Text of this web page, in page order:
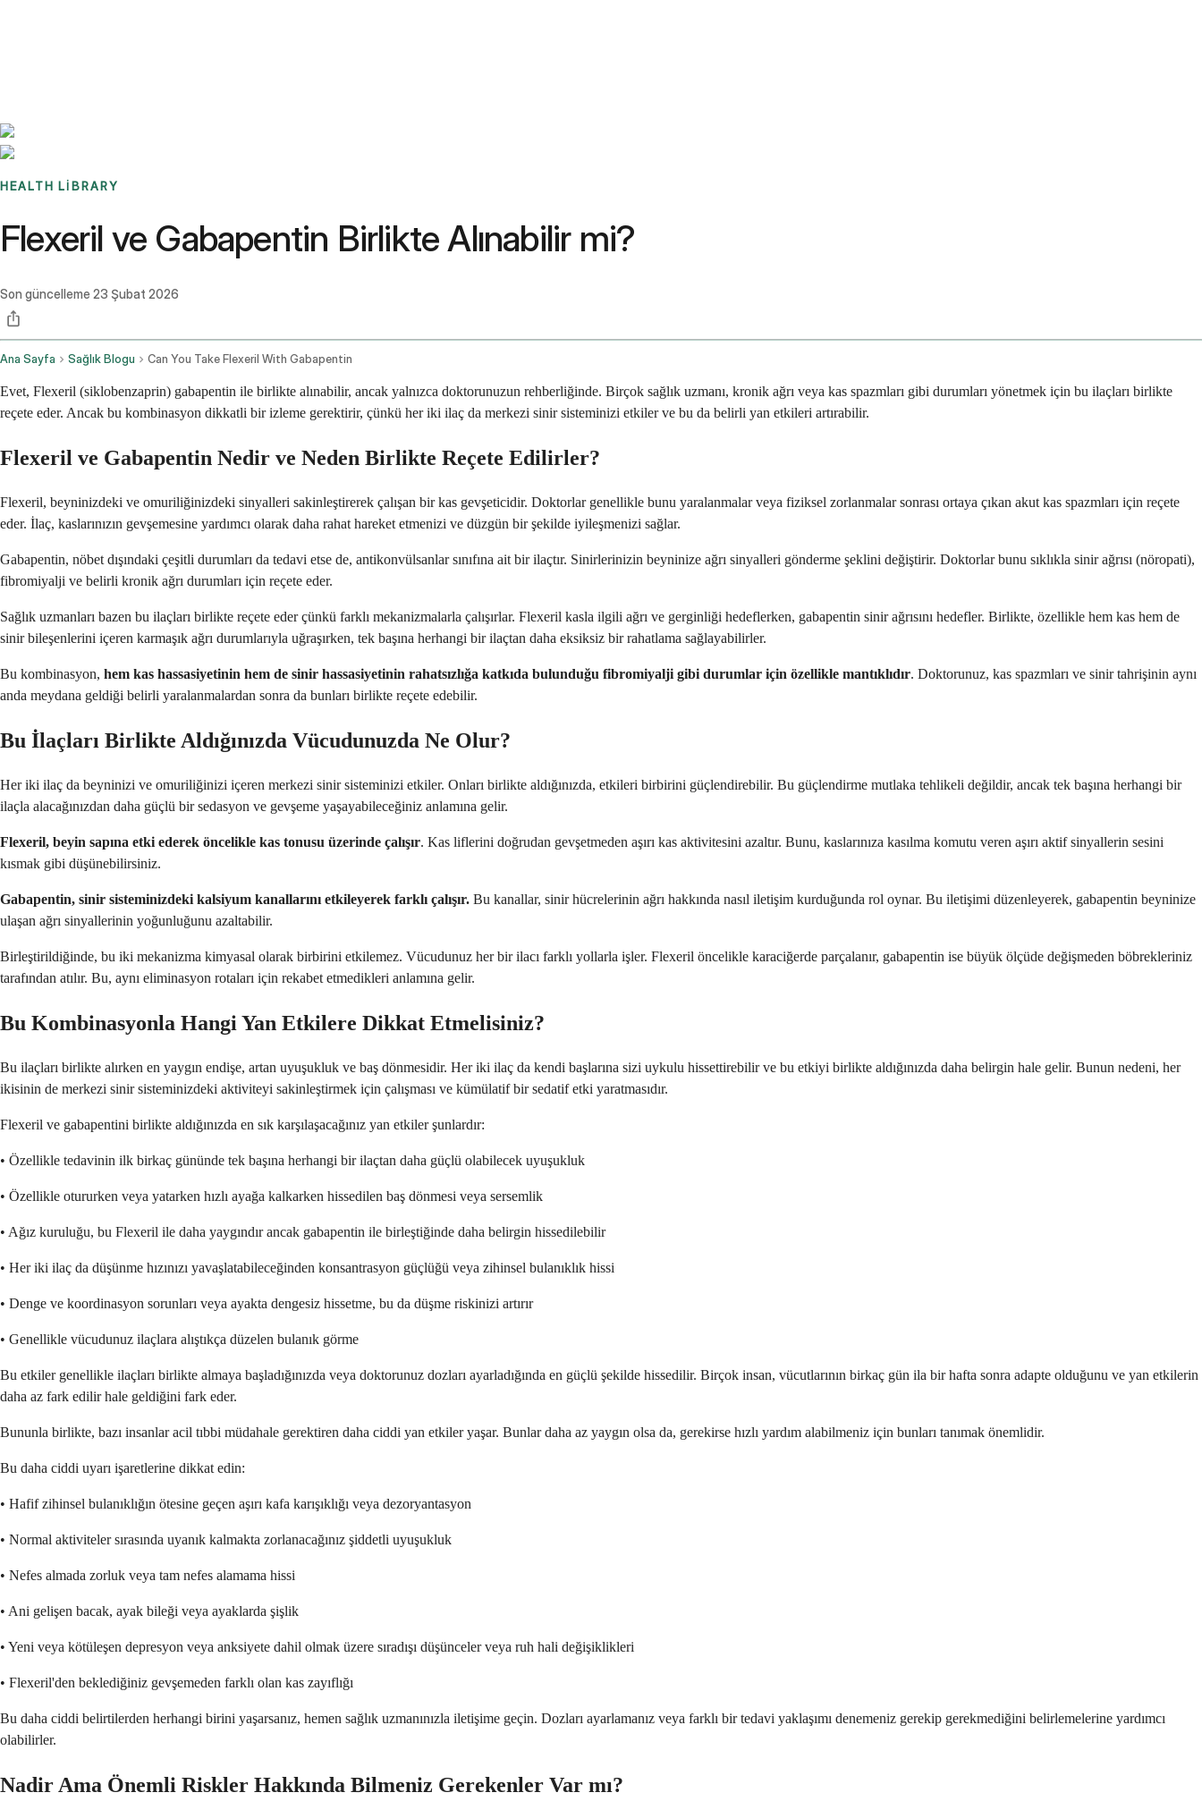
HEALTH LIBRARY
Flexeril ve Gabapentin Birlikte Alınabilir mi?
Son güncelleme 23 Şubat 2026
Ana Sayfa Sağlık Blogu Can You Take Flexeril With Gabapentin
Evet, Flexeril (siklobenzaprin) gabapentin ile birlikte alınabilir, ancak yalnızca doktorunuzun rehberliğinde. Birçok sağlık uzmanı, kronik ağrı veya kas spazmları gibi durumları yönetmek için bu ilaçları birlikte
reçete eder. Ancak bu kombinasyon dikkatli bir izleme gerektirir, çünkü her iki ilaç da merkezi sinir sisteminizi etkiler ve bu da belirli yan etkileri artırabilir.
Flexeril ve Gabapentin Nedir ve Neden Birlikte Reçete Edilirler?
Flexeril, beyninizdeki ve omuriliğinizdeki sinyalleri sakinleştirerek çalışan bir kas gevşeticidir. Doktorlar genellikle bunu yaralanmalar veya fiziksel zorlanmalar sonrası ortaya çıkan akut kas spazmları için reçete
eder. İlaç, kaslarınızın gevşemesine yardımcı olarak daha rahat hareket etmenizi ve düzgün bir şekilde iyileşmenizi sağlar.
Gabapentin, nöbet dışındaki çeşitli durumları da tedavi etse de, antikonvülsanlar sınıfına ait bir ilaçtır. Sinirlerinizin beyninize ağrı sinyalleri gönderme şeklini değiştirir. Doktorlar bunu sıklıkla sinir ağrısı (nöropati),
fibromiyalji ve belirli kronik ağrı durumları için reçete eder.
Sağlık uzmanları bazen bu ilaçları birlikte reçete eder çünkü farklı mekanizmalarla çalışırlar. Flexeril kasla ilgili ağrı ve gerginliği hedeflerken, gabapentin sinir ağrısını hedefler. Birlikte, özellikle hem kas hem de
sinir bileşenlerini içeren karmaşık ağrı durumlarıyla uğraşırken, tek başına herhangi bir ilaçtan daha eksiksiz bir rahatlama sağlayabilirler.
Bu kombinasyon, hem kas hassasiyetinin hem de sinir hassasiyetinin rahatsızlığa katkıda bulunduğu fibromiyalji gibi durumlar için özellikle mantıklıdır. Doktorunuz, kas spazmları ve sinir tahrişinin aynı
anda meydana geldiği belirli yaralanmalardan sonra da bunları birlikte reçete edebilir.
Bu İlaçları Birlikte Aldığınızda Vücudunuzda Ne Olur?
Her iki ilaç da beyninizi ve omuriliğinizi içeren merkezi sinir sisteminizi etkiler. Onları birlikte aldığınızda, etkileri birbirini güçlendirebilir. Bu güçlendirme mutlaka tehlikeli değildir, ancak tek başına herhangi bir
ilaçla alacağınızdan daha güçlü bir sedasyon ve gevşeme yaşayabileceğiniz anlamına gelir.
Flexeril, beyin sapına etki ederek öncelikle kas tonusu üzerinde çalışır. Kas liflerini doğrudan gevşetmeden aşırı kas aktivitesini azaltır. Bunu, kaslarınıza kasılma komutu veren aşırı aktif sinyallerin sesini
kısmak gibi düşünebilirsiniz.
Gabapentin, sinir sisteminizdeki kalsiyum kanallarını etkileyerek farklı çalışır. Bu kanallar, sinir hücrelerinin ağrı hakkında nasıl iletişim kurduğunda rol oynar. Bu iletişimi düzenleyerek, gabapentin beyninize
ulaşan ağrı sinyallerinin yoğunluğunu azaltabilir.
Birleştirildiğinde, bu iki mekanizma kimyasal olarak birbirini etkilemez. Vücudunuz her bir ilacı farklı yollarla işler. Flexeril öncelikle karaciğerde parçalanır, gabapentin ise büyük ölçüde değişmeden böbrekleriniz
tarafından atılır. Bu, aynı eliminasyon rotaları için rekabet etmedikleri anlamına gelir.
Bu Kombinasyonla Hangi Yan Etkilere Dikkat Etmelisiniz?
Bu ilaçları birlikte alırken en yaygın endişe, artan uyuşukluk ve baş dönmesidir. Her iki ilaç da kendi başlarına sizi uykulu hissettirebilir ve bu etkiyi birlikte aldığınızda daha belirgin hale gelir. Bunun nedeni, her
ikisinin de merkezi sinir sisteminizdeki aktiviteyi sakinleştirmek için çalışması ve kümülatif bir sedatif etki yaratmasıdır.
Flexeril ve gabapentini birlikte aldığınızda en sık karşılaşacağınız yan etkiler şunlardır:
• Özellikle tedavinin ilk birkaç gününde tek başına herhangi bir ilaçtan daha güçlü olabilecek uyuşukluk
• Özellikle otururken veya yatarken hızlı ayağa kalkarken hissedilen baş dönmesi veya sersemlik
• Ağız kuruluğu, bu Flexeril ile daha yaygındır ancak gabapentin ile birleştiğinde daha belirgin hissedilebilir
• Her iki ilaç da düşünme hızınızı yavaşlatabileceğinden konsantrasyon güçlüğü veya zihinsel bulanıklık hissi
• Denge ve koordinasyon sorunları veya ayakta dengesiz hissetme, bu da düşme riskinizi artırır
• Genellikle vücudunuz ilaçlara alıştıkça düzelen bulanık görme
Bu etkiler genellikle ilaçları birlikte almaya başladığınızda veya doktorunuz dozları ayarladığında en güçlü şekilde hissedilir. Birçok insan, vücutlarının birkaç gün ila bir hafta sonra adapte olduğunu ve yan etkilerin
daha az fark edilir hale geldiğini fark eder.
Bununla birlikte, bazı insanlar acil tıbbi müdahale gerektiren daha ciddi yan etkiler yaşar. Bunlar daha az yaygın olsa da, gerekirse hızlı yardım alabilmeniz için bunları tanımak önemlidir.
Bu daha ciddi uyarı işaretlerine dikkat edin:
• Hafif zihinsel bulanıklığın ötesine geçen aşırı kafa karışıklığı veya dezoryantasyon
• Normal aktiviteler sırasında uyanık kalmakta zorlanacağınız şiddetli uyuşukluk
• Nefes almada zorluk veya tam nefes alamama hissi
• Ani gelişen bacak, ayak bileği veya ayaklarda şişlik
• Yeni veya kötüleşen depresyon veya anksiyete dahil olmak üzere sıradışı düşünceler veya ruh hali değişiklikleri
• Flexeril'den beklediğiniz gevşemeden farklı olan kas zayıflığı
Bu daha ciddi belirtilerden herhangi birini yaşarsanız, hemen sağlık uzmanınızla iletişime geçin. Dozları ayarlamanız veya farklı bir tedavi yaklaşımı denemeniz gerekip gerekmediğini belirlemelerine yardımcı
olabilirler.
Nadir Ama Önemli Riskler Hakkında Bilmeniz Gerekenler Var mı?